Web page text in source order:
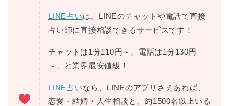
LINE占いは、LINEのチャットや電話で直接
占い師に直接相談できるサービスです！
チャットは1分110円～、電話は1分130円
～、と業界最安値級！
LINE占いなら、LINEのアプリさえあれば、
恋愛・結婚・人生相談と、約1500名以上いる